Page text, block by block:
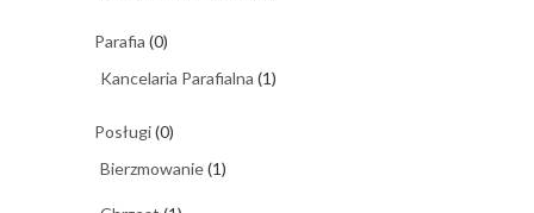
Parafia (0)
Kancelaria Parafialna (1)
Posługi(0)
Bierzmowanie(1)